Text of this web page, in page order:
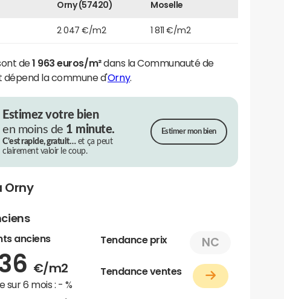
Orny (57420) Moselle
2 047 €/m2 1 811 €/m2
de1 963 euros/m²dans la Communauté de
dépend la commune d'Orny.
Estimez votre bien
en moins de 1 minute.
C’est rapide, gratuit…et ça peut
clairement valoir le coup.
Estimer mon bien
Orny
anciens
€/m2
sur 6 mois : - %
Tendance prix NC
Tendance ventes